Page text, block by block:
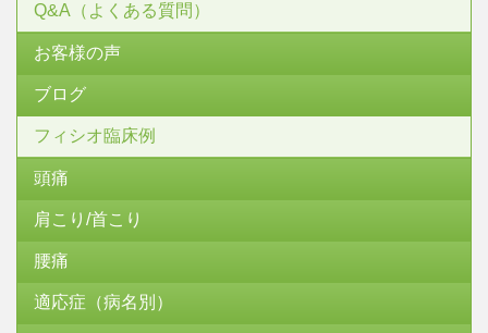
Q&A（よくある質問）
お客様の声
ブログ
フィシオ臨床例
頭痛
肩こり/首こり
腰痛
適応症（病名別）